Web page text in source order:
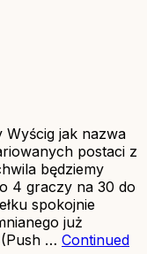
Wyścig jak nazwa
postaci z
będziemy
4 graczy na 30 do
spokojnie
już
(Push … Continued